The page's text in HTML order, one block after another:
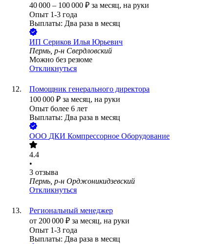
40 000 – 100 000 ₽ за месяц, на руки
Опыт 1-3 года
Выплаты: Два раза в месяц
ИП Сериков Илья Юрьевич
Пермь, р-н Свердловский
Можно без резюме
Откликнуться
Помощник генерального директора
100 000 ₽ за месяц, на руки
Опыт более 6 лет
Выплаты: Два раза в месяц
ООО ДКИ Компрессорное Оборудование
4.4
•
3 отзыва
Пермь, р-н Орджоникидзевский
Откликнуться
Региональный менеджер
от 200 000 ₽ за месяц, на руки
Опыт 1-3 года
Выплаты: Два раза в месяц